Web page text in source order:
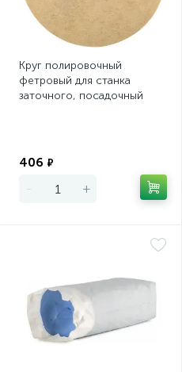
Круг полировочный
фетровый для станка
заточного, посадочный
406 ₽
- +